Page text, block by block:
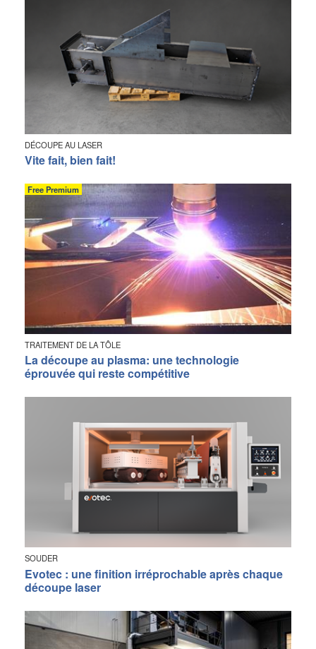
DÉCOUPE AU LASER
Vite fait, bien fait!
Free Premium
TRAITEMENT DE LA TÔLE
La découpe au plasma: une technologie
éprouvée qui reste compétitive
SOUDER
Evotec : une finition irréprochable après chaque
découpe laser